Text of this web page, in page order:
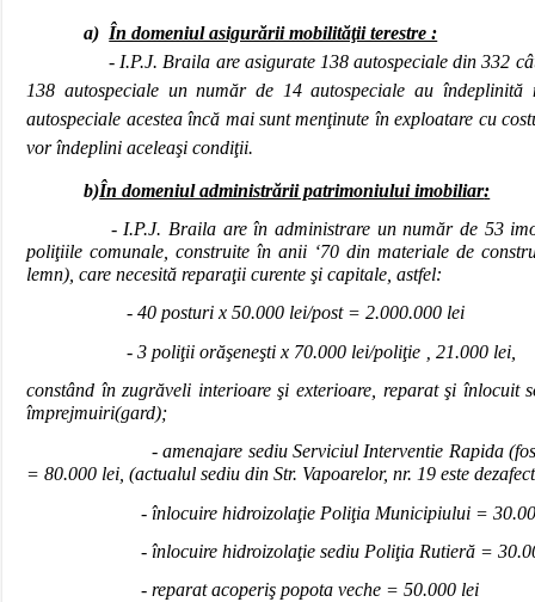
a) În domeniul asigurării mobilităţii terestre :
- I.P.J. Braila are asigurate 138 autospeciale din 332
138 autospeciale un număr de 14 autospeciale au
autospeciale acestea încă mai sunt menţinute în exploatare cu
vor îndeplini aceleaşi condiţii.
b)În domeniul administrării patrimoniului imobiliar:
- I.P.J. Braila are în administrare un număr de 53
poliţiile comunale, construite în anii ‘70 din materiale de
lemn), care necesită reparaţii curente şi capitale, astfel:
- 40 posturi x 50.000 lei/post = 2.000.000 lei
- 3 poliţii orăşeneşti x 70.000 lei/poliţie ‚ 21.000 lei,
constând înzugrăveli interioare şi exterioare, reparat şi înlocuit
împrejmuiri(gard);
- amenajare sediu Serviciul Interventie Rapida (fost
= 80.000 lei, (actualul sediu din Str. Vapoarelor, nr. 19 este
- înlocuire hidroizolaţie Poliţia Municipiului =
-înlocuire hidroizolaţie sediu Poliţia Rutieră =
- reparat acoperiş popota veche = 50.000 lei